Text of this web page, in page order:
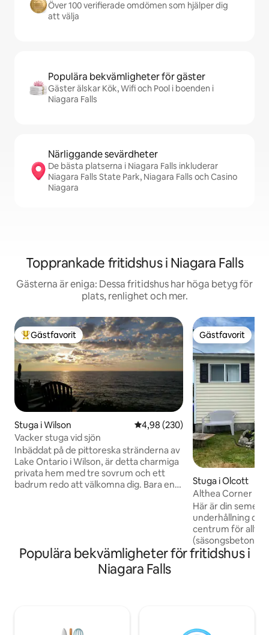
Över 100 verifierade omdömen som hjälper dig
att välja
Populära bekvämligheter för gäster
Gäster älskar Kök, Wifi och Pool i boenden i
Niagara Falls
Närliggande sevärdheter
De bästa platserna i Niagara Falls inkluderar
Niagara Falls State Park, Niagara Falls och Casino
Niagara
Topprankade fritidshus i Niagara Falls
Gästerna är eniga: Dessa fritidshus har höga betyg för
plats, renlighet och mer.
Populär gästfavorit
Gästfavorit
Stuga i Wilson 4,98 av 5 i genomsnittligt
4,98 (230)
Vacker stuga vid sjön
Inbäddat på de pittoreska stränderna av
Lake Ontario i Wilson, är detta charmiga
privata hem med tre sovrum och ett
badrum redo att välkomna dig. Bara en
utsmyckat med plysch sängkläder, vilket
garanterar en bekväm vistelse. Vi
inbjuder dig att uppleva glädjen av att bo
Gästfavorit
Gästfavorit
Stuga i Olcott
Althea Corner
Här är din
underhållning
centrum för allt!
och park,
utomhusnöje
Populära bekvämligheter för fritidshus i
Niagara Falls